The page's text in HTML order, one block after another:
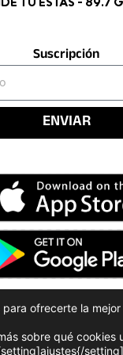
TÚ ESTÁS - 89.7
Suscripción
ENVIAR
Políticas de
ofrecerte la
sobre qué cookies